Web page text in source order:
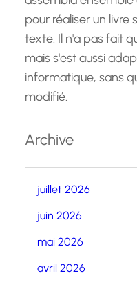
pour réaliser un
texte. Il n'a pas fait
mais s'est aussi
informatique, sans
modifié.
Archive
juillet 2026
juin 2026
mai 2026
avril 2026